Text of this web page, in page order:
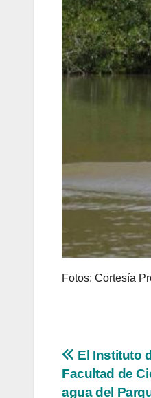
Fotos: Cortesía
de
El Instituto
Facultad de
agua del